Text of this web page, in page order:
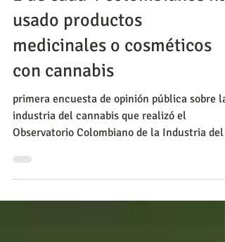
1 de cada 4 colombianos ha
usado productos
medicinales o cosméticos
con cannabis
primera encuesta de opinión pública sobre la
Observatorio Colombiano de la Industria del
Cannabis junt